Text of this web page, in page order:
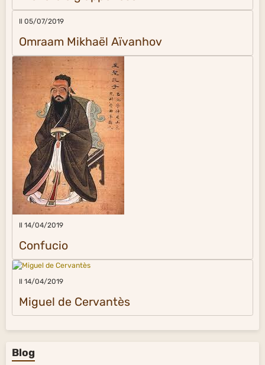
Il 05/07/2019
Omraam Mikhaël Aïvanhov
Il 14/04/2019
Confucio
Il 14/04/2019
Miguel de Cervantès
Blog